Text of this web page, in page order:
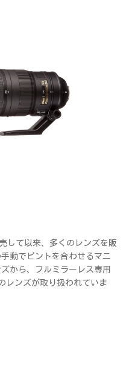
して以来、多くのレンズを販
動でピントを合わせるマニ
から、フルミラーレス専用
レンズが取り扱われていま